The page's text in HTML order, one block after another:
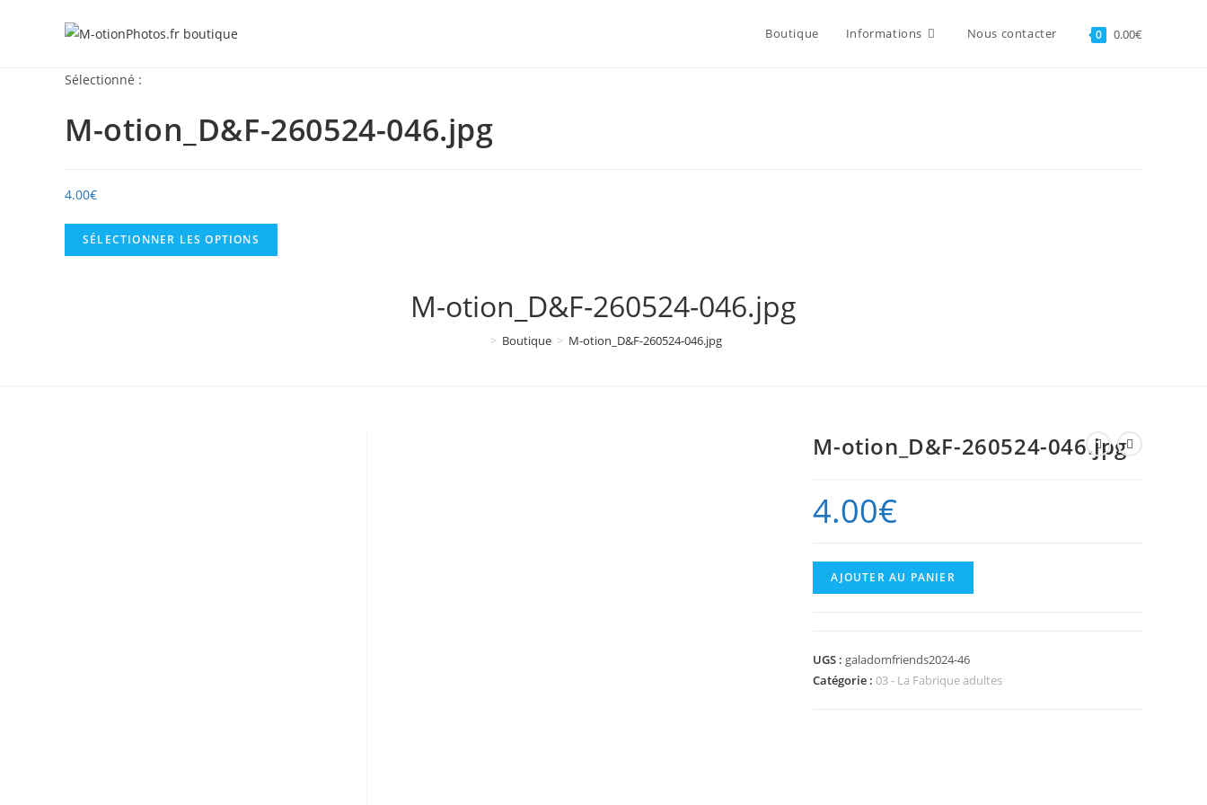
Boutique Informations Nous contacter 0 0.00€
Sélectionné :
M-otion_D&F-260524-046.jpg
4.00€
SÉLECTIONNER LES OPTIONS
M-otion_D&F-260524-046.jpg
> Boutique > M-otion_D&F-260524-046.jpg
M-otion_D&F-260524-046.jpg
4.00€
quantité
de
260524-
046.jpg
AJOUTER AU PANIER
UGS : galadomfriends2024-46
Catégorie :03 - La Fabrique adultes